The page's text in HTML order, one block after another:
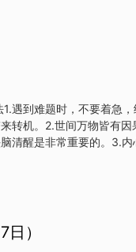
遇到难题时，不要着急
转机。2.世间万物皆有
清醒是非常重要的。3.
和平静。4.人可以不聪明
）